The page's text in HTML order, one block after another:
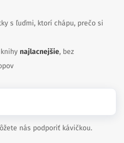
s ľuďmi, ktorí chápu, prečo si
najlacnejšie, bez
nás podporiť kávičkou.